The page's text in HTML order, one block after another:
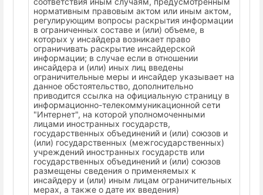
нормативным правовым актом или иным актом,
регулирующим вопросы раскрытия информации
в ограниченных составе и (или) объеме, в
которых у инсайдера возникает право
ограничивать раскрытие инсайдерской
информации; в случае если в отношении
инсайдера и (или) иных лиц введены
ограничительные меры и инсайдер указывает на
данное обстоятельство, дополнительно
приводится ссылка на официальную страницу в
информационно-телекоммуникационной сети
"Интернет", на которой уполномоченными
лицами иностранных государств,
государственных объединений и (или) союзов и
(или) государственных (межгосударственных)
учреждений иностранных государств или
государственных объединений и (или) союзов
размещены сведения о применяемых к
инсайдеру и (или) иным лицам ограничительных
мерах, а также о дате их введения)